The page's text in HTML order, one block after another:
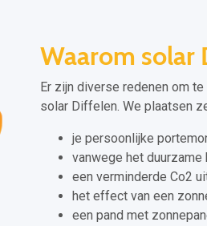
Waarom solar
Er zijn diverse redenen om
solar Diffelen. We plaatsen
je persoonlijke
vanwege het duurzame
een verminderde Co2
het effect van een
een pand met